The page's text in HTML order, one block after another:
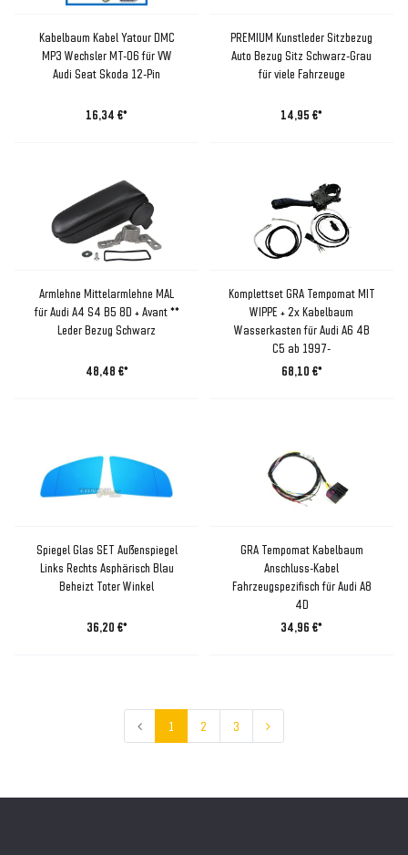
Kabelbaum Kabel Yatour DMC
MP3 Wechsler MT-06 für VW
Audi Seat Skoda 12-Pin
16,34 €*
PREMIUM Kunstleder Sitzbezug
Auto Bezug Sitz Schwarz-Grau
für viele Fahrzeuge
14,95 €*
Armlehne Mittelarmlehne MAL
für Audi A4 S4 B5 8D + Avant **
Leder Bezug Schwarz
48,48 €*
Komplettset GRA Tempomat MIT
WIPPE + 2x Kabelbaum
Wasserkasten für Audi A6 4B
C5 ab 1997-
68,10 €*
Spiegel Glas SET Außenspiegel
Links Rechts Asphärisch Blau
Beheizt Toter Winkel
36,20 €*
GRA Tempomat Kabelbaum
Anschluss-Kabel
Fahrzeugspezifisch für Audi A8
4D
34,96 €*
1 2 3